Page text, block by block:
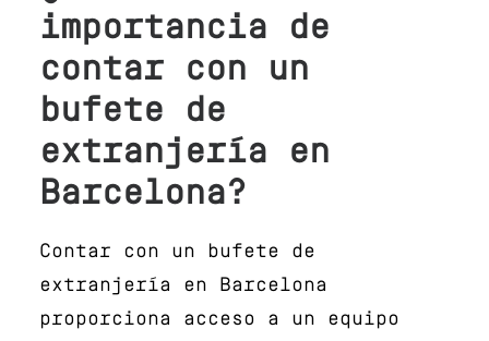
importancia de
contar con un
bufete de
extranjería en
Barcelona?
Contar con un bufete de
extranjería en Barcelona
proporciona acceso a un equipo